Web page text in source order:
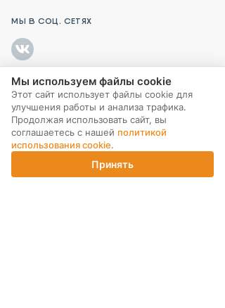
Корзина
ИНТЕРНЕТ-МАГАЗИН
МЫ В СОЦ. СЕТЯХ
ПОДПИСКА НА РАССЫЛКУ
Мы используем файлы cookie
Этот сайт использует файлы cookie для
улучшения работы и анализа трафика.
Продолжая использовать сайт, вы
соглашаетесь с нашей политикой
использования cookie.
Принять